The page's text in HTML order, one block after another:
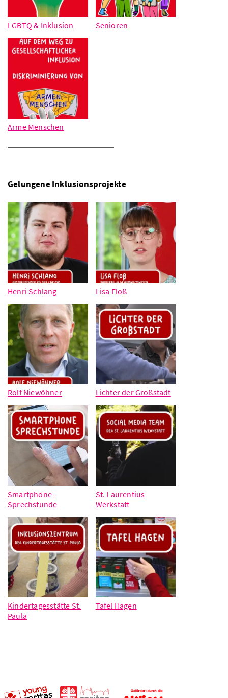
LGBTQ & Inklusion Senioren
Arme Menschen
Gelungene Inklusionsprojekte
Henri Schlang Lisa Floß
Rolf Niewöhner Lichter der Großstadt
Smartphone-
Sprechstunde
St. Laurentius
Werkstatt
Kindertagesstätte St.
Paula
Tafel Hagen